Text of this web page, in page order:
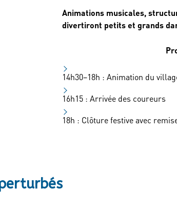
Animations musicales,
divertiront petits et grands
14h30–18h : Animation du
16h15 : Arrivée des coureurs
18h : Clôture festive avec